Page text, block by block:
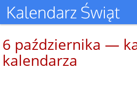
6 października —
kalendarza